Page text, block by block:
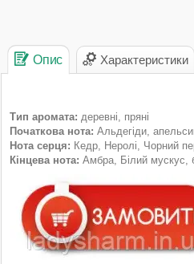
Опис Характеристики
Тип аромата: деревні, пряні
Початкова нота: Альдегіди,
Нота серця: Кедр, Неролі, Чорний
Кінцева нота: Амбра, Білий мускус,